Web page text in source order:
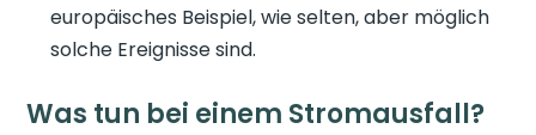
europäisches Beispiel, wie selten, aber möglich
solche Ereignisse sind.
Was tun bei einem Stromausfall?